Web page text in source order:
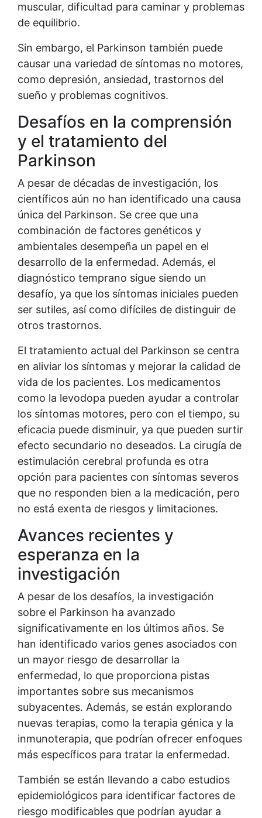
muscular, dificultad para caminar y problemas
de equilibrio.
Sin embargo, el Parkinson también puede
causar una variedad de síntomas no motores,
como depresión, ansiedad, trastornos del
sueño y problemas cognitivos.
Desafíos en la comprensión
y el tratamiento del
Parkinson
A pesar de décadas de investigación, los
científicos aún no han identificado una causa
única del Parkinson. Se cree que una
combinación de factores genéticos y
ambientales desempeña un papel en el
desarrollo de la enfermedad. Además, el
diagnóstico temprano sigue siendo un
desafío, ya que los síntomas iniciales pueden
ser sutiles, así como difíciles de distinguir de
otros trastornos.
El tratamiento actual del Parkinson se centra
en aliviar los síntomas y mejorar la calidad de
vida de los pacientes. Los medicamentos
como la levodopa pueden ayudar a controlar
los síntomas motores, pero con el tiempo, su
eficacia puede disminuir, ya que pueden surtir
efecto secundario no deseados. La cirugía de
estimulación cerebral profunda es otra
opción para pacientes con síntomas severos
que no responden bien a la medicación, pero
no está exenta de riesgos y limitaciones.
Avances recientes y
esperanza en la
investigación
A pesar de los desafíos, la investigación
sobre el Parkinson ha avanzado
significativamente en los últimos años. Se
han identificado varios genes asociados con
un mayor riesgo de desarrollar la
enfermedad, lo que proporciona pistas
importantes sobre sus mecanismos
subyacentes. Además, se están explorando
nuevas terapias, como la terapia génica y la
inmunoterapia, que podrían ofrecer enfoques
más específicos para tratar la enfermedad.
También se están llevando a cabo estudios
epidemiológicos para identificar factores de
riesgo modificables que podrían ayudar a